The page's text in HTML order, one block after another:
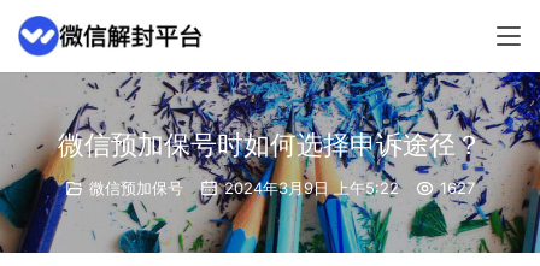
微信预加保号时如何选择申诉途径？
微信预加保号 2024年3月9日 上午5:22 1627